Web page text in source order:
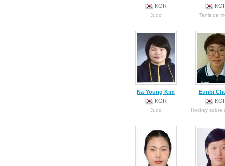
KOR
Judo Tenis de
Na-Young Kim
KOR
Judo
Eunbi
Hockey sobre